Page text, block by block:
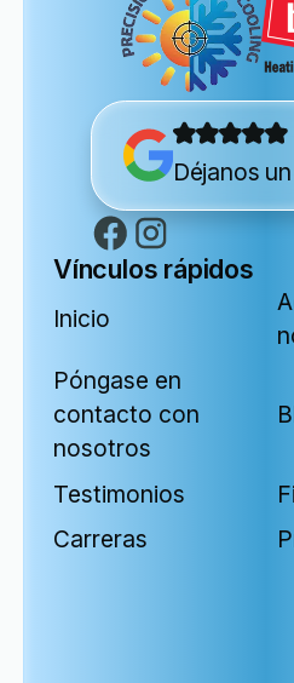
Déjanos
Vínculos rápidos
Inicio
Póngase en
contacto con
nosotros
Testimonios
Carreras